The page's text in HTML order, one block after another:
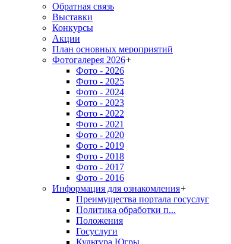
Обратная связь
Выставки
Конкурсы
Акции
План основных мероприятий
Фотогалерея 2026+
Фото - 2026
Фото - 2025
Фото - 2024
Фото - 2023
Фото - 2022
Фото - 2021
Фото - 2020
Фото - 2019
Фото - 2018
Фото - 2017
Фото - 2016
Информация для ознакомления+
Преимущества портала госуслуг
Политика обработки п...
Положения
Госуслуги
Культура Югры